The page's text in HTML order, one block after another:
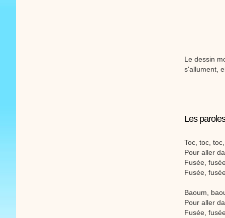
Le dessin
s'allument,
Les
Toc, toc,
Pour aller
Fusée,
Fusée,
Baoum,
Pour aller
Fusée,